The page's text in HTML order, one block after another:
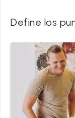
Define los